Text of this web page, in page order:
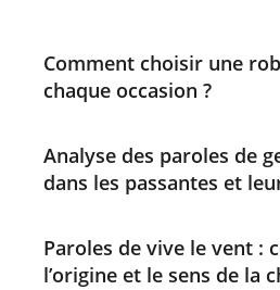
Comment choisir une
chaque occasion ?
Analyse des paroles de
dans les passantes et
Paroles de vive le vent :
l’origine et le sens de la